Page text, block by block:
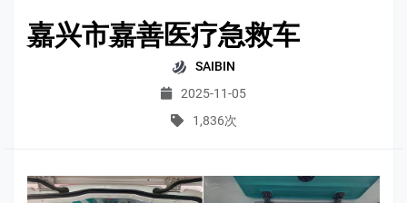
嘉兴市嘉善医疗急救车
SAIBIN
2025-11-05
1,836次